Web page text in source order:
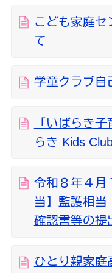
こども家庭セ
て
学童クラブ自
「いばらき
らき Kids
令和８年４月
当】監護相当
確認書等の提
ひとり親家庭